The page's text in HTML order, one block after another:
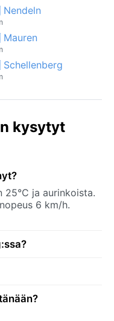
kysytyt
25°C ja aurinkoista.
6 km/h.